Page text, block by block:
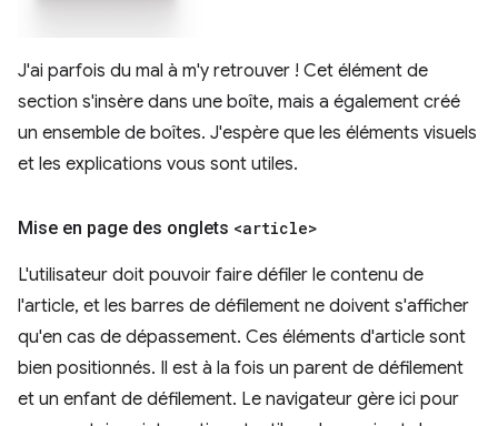
J'ai parfois du mal à m'y retrouver ! Cet élément de
section s'insère dans une boîte, mais a également créé
un ensemble de boîtes. J'espère que les éléments visuels
et les explications vous sont utiles.
Mise en page des onglets <article>
L'utilisateur doit pouvoir faire défiler le contenu de
l'article, et les barres de défilement ne doivent s'afficher
qu'en cas de dépassement. Ces éléments d'article sont
bien positionnés. Il est à la fois un parent de défilement
et un enfant de défilement. Le navigateur gère ici pour